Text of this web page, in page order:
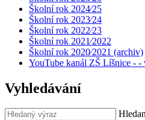
Školní rok 2024⁄25
Školní rok 2023⁄24
Školní rok 2022⁄23
Školní rok 2021⁄2022
Školní rok 2020⁄2021 (archiv)
YouTube kanál ZŠ Líšnice - -
Vyhledávání